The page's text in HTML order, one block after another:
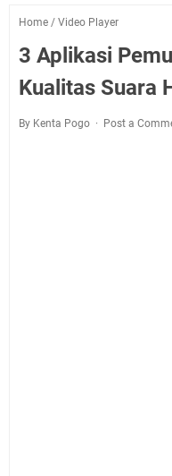
Home / Video Player
3 Aplikasi
Kualitas Suara
By Kenta Pogo Post a